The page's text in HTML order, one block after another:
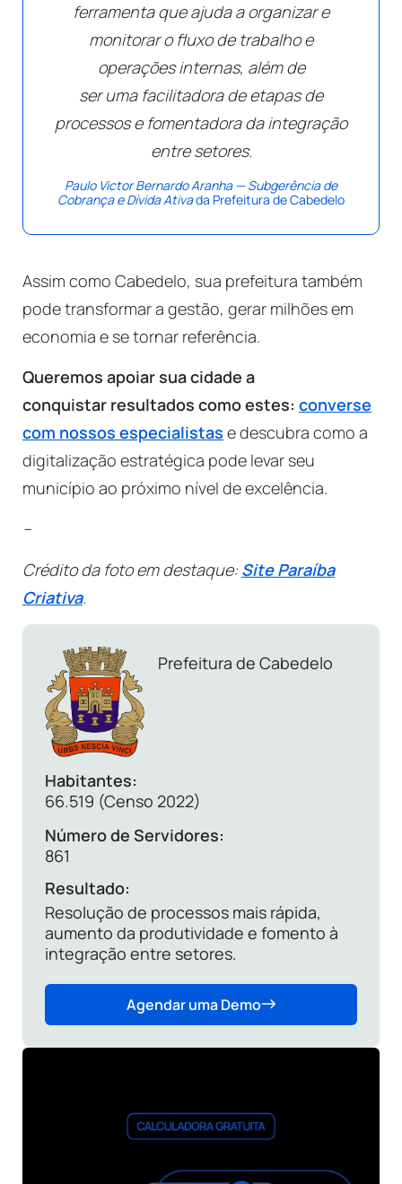
ferramenta que ajuda a organizar e
monitorar o fluxo de trabalho e
operações internas, além de
ser uma facilitadora de etapas de
processos e fomentadora da integração
entre setores.
Paulo Victor Bernardo Aranha — Subgerência de
Cobrança e Dívida Ativada Prefeitura de Cabedelo
Assim como Cabedelo, sua prefeitura também
pode transformar a gestão, gerar milhões em
economia e se tornar referência.
Queremos apoiar sua cidade a
conquistar resultados como estes: converse
com nossos especialistas e descubra como a
digitalização estratégica pode levar seu
município ao próximo nível de excelência.
–
Crédito da foto em destaque:Site Paraíba
Criativa.
Prefeitura de Cabedelo
Habitantes:
66.519 (Censo 2022)
Número de Servidores:
861
Resultado:
Resolução de processos mais rápida,
aumento da produtividade e fomento à
integração entre setores.
Agendar uma Demo